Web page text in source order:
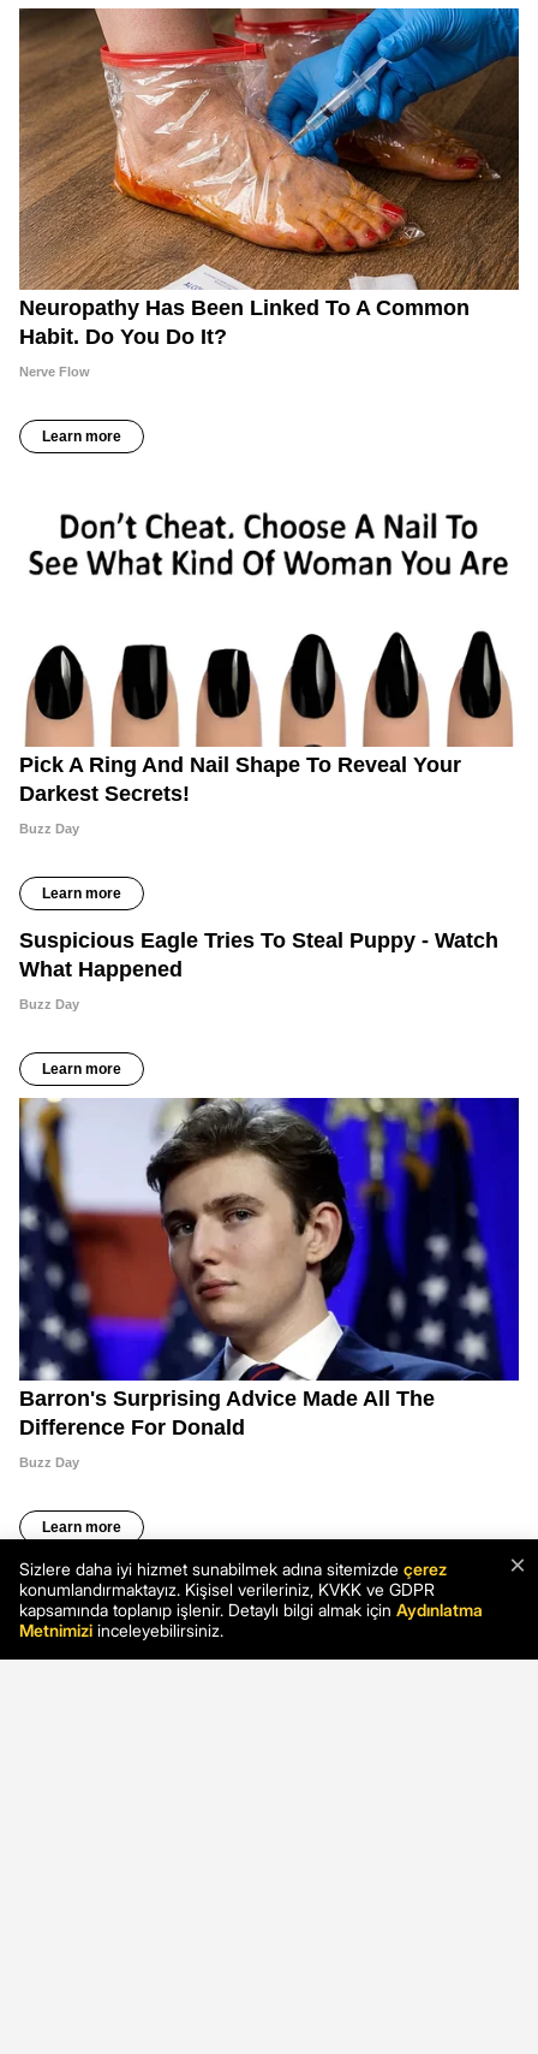
×
Sizlere daha iyi hizmet sunabilmek adına sitemizde çerez
konumlandırmaktayız. Kişisel verileriniz, KVKK ve GDPR
kapsamında toplanıp işlenir. Detaylı bilgi almak için Aydınlatma
Metnimizi inceleyebilirsiniz.